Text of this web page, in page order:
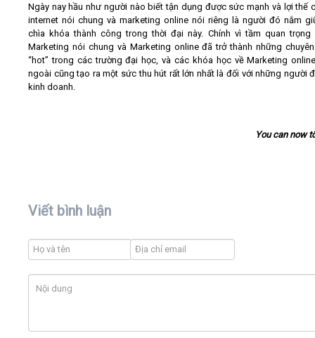
Ngày nay hầu như người nào biết tận dụng được sức mạnh và lợi thế
internet nói chung và marketing online nói riêng là người đó nắm
chìa khóa thành công trong thời đại này. Chính vì tầm quan trọng
Marketing nói chung và Marketing online đã trở thành những
“hot” trong các trường đại học, và các khóa học về Marketing
ngoài cũng tạo ra một sức thu hút rất lớn nhất là đối với những người
kinh doanh.
You can now
Viết bình luận